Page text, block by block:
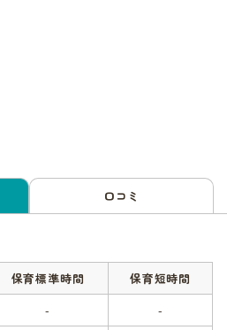
口コミ
保育標準時間
保育短時間
-
-